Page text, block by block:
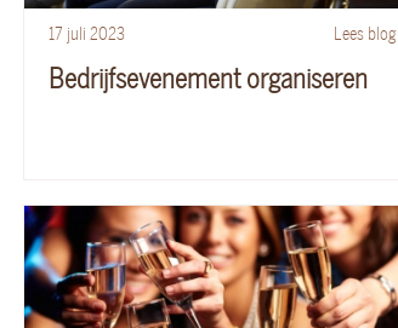
Lees blog
17 juli 2023
Bedrijfsevenement organiseren